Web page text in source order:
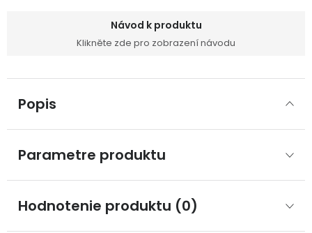
Návod k produktu
Klikněte zde pro zobrazení návodu
Popis
Parametre produktu
Hodnotenie produktu (0)